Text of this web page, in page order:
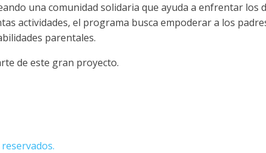
una comunidad solidaria que ayuda a enfrentar los
actividades, el programa busca empoderar a los
parentales.
de este gran proyecto.